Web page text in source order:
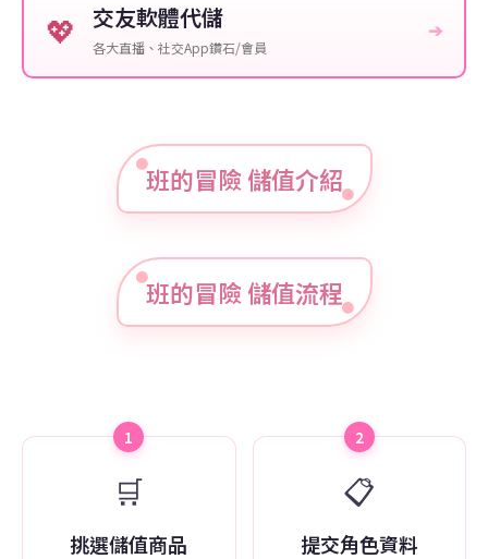
💖 交友軟體代儲
各大直播、社交App鑽石/會員
➔
班的冒險 儲值介紹
班的冒險 儲值流程
1
🛒
挑選儲值商品
2
📋
提交角色資料